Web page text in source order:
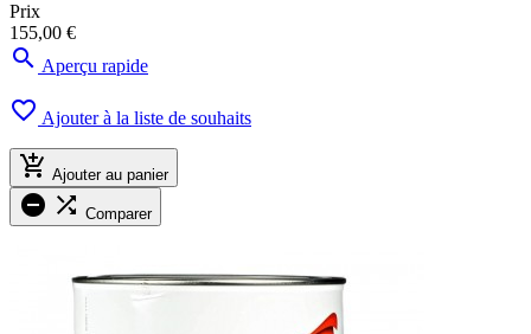
Prix
155,00 €
 Aperçu rapide
 Ajouter à la liste de souhaits
 Ajouter au panier
  Comparer